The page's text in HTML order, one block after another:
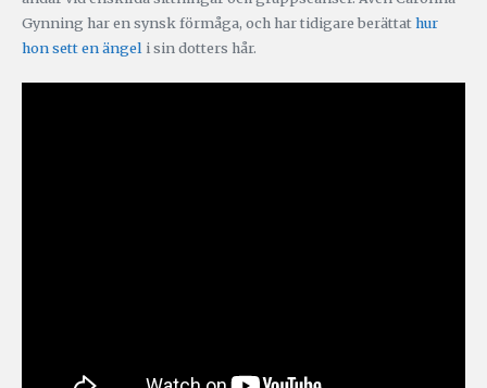
Gynning har en synsk förmåga, och har tidigare berättathur
hon sett en ängel i sin dotters hår.